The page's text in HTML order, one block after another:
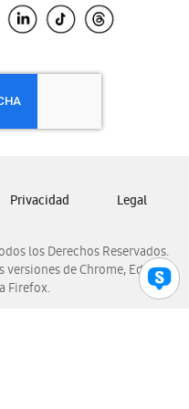
los Derechos Reservados.
de Chrome, Edge,
Firefox.
Privacidad Legal